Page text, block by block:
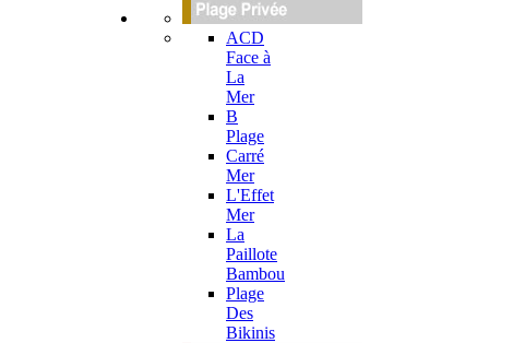
ACD
Face à
La
Mer
B
Plage
Carré
Mer
L'Effet
Mer
La
Paillote
Bambou
Plage
Des
Bikinis